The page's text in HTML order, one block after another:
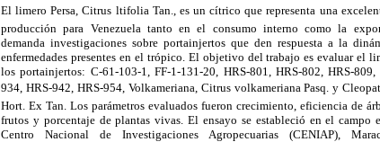
El limero Persa, Citrus ltifolia Tan., es un cítrico que representa una
producción para Venezuela tanto en el consumo interno como la
demanda investigaciones sobre portainjertos que den respuesta a la
enfermedades presentes en el trópico. El objetivo del trabajo es evaluar el
los portainjertos: C-61-103-1, FF-1-131-20, HRS-801, HRS-802, HRS-809,
934, HRS-942, HRS-954, Volkameriana, Citrus volkameriana Pasq. y
Hort. Ex Tan. Los parámetros evaluados fueron crecimiento, eficiencia de
frutos y porcentaje de plantas vivas. El ensayo se estableció en el campo
Centro Nacional de Investigaciones Agropecuarias (CENIAP),